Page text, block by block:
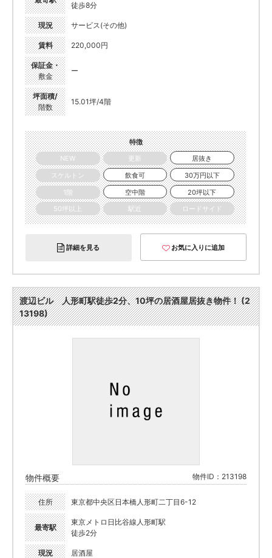
徒歩8分
現況 サービス(その他)
賃料 220,000円
保証金・
敷金
ー
坪面積/
階数
15.01坪/4階
特徴
NEW
更新
居抜き
スケルトン
飲食可
30万円以下
1階
空中階
20坪以下
50坪以上
駅近 ロードサイド
詳細を見る お気に入りに追加
渡辺ビル 人形町駅徒歩2分、10坪の居酒屋居抜き物件！ (2
13198)
物件概要 物件ID：213198
住所 東京都中央区日本橋人形町二丁目6-12
最寄駅
東京メトロ日比谷線人形町駅
徒歩2分
現況 居酒屋